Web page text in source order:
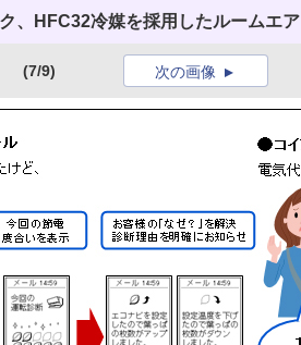
、HFC32冷媒を採用したルームエア
(7/9) 次の画像